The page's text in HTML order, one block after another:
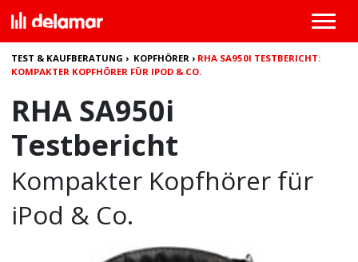
TEST & KAUFBERATUNG › KOPFHÖRER › RHA SA950I TESTBERICHT:
KOMPAKTER KOPFHÖRER FÜR IPOD & CO.
RHA SA950i
Testbericht
Kompakter Kopfhörer für
iPod & Co.